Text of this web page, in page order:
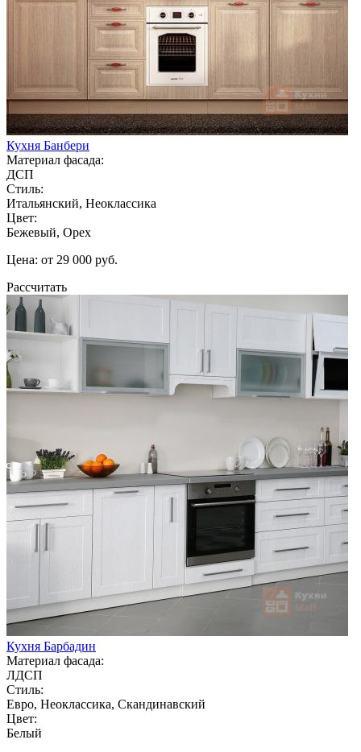
Кухня Банбери
Материал фасада:
ДСП
Стиль:
Итальянский, Неоклассика
Цвет:
Бежевый, Орех
Цена: от 29 000 руб.
Рассчитать
Кухня Барбадин
Материал фасада:
ЛДСП
Стиль:
Евро, Неоклассика, Скандинавский
Цвет:
Белый